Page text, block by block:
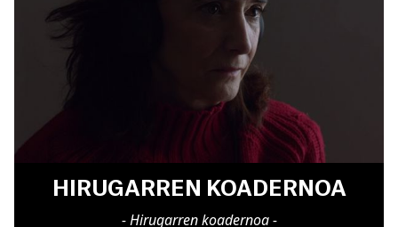
HIRUGARREN KOADERNOA
- Hirugarren koadernoa -